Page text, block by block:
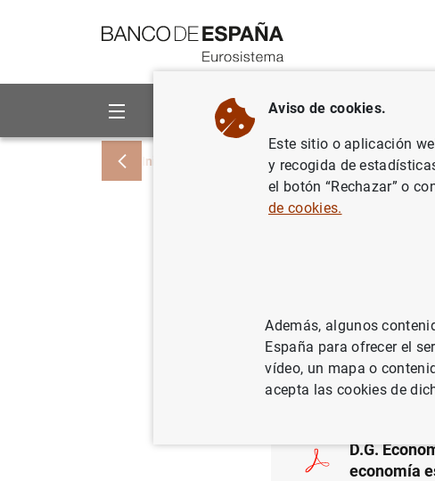
Sobre el Banco Áreas de actuación
Inicio Noticias y eventos Noticias del Banco
20/12/2022
D.G.
economía
Aviso de cookies.
Este sitio o aplicación
y recogida de
el botón “Rechazar” o
de cookies.
Además, algunos
España para ofrecer el
vídeo, un mapa o
acepta las cookies de